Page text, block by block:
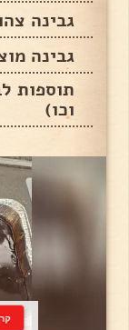
גבינה
גבינה
תוספות
וכו)